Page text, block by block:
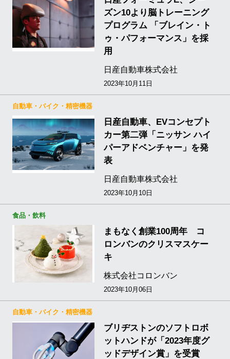
ズン10より脳トレーニング
プログラム 「ブレイン・ト
ゥ・パフォーマンス」を採
用
日産自動車株式会社
2023年10月11日
自動車・バイク・精密機器
日産自動車、EVコンセプト
カー第二弾「ニッサン ハイ
パーアドベンチャー」を発
表
日産自動車株式会社
2023年10月10日
食品・飲料
まもなく創業100周年 コ
ロンバンのクリスマスケー
キ
株式会社コロンバン
2023年10月06日
自動車・バイク・精密機器
ブリヂストンのソフトロボ
ットハンドが「2023年度グ
ッドデザイン賞」を受賞